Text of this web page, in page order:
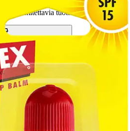
toimitettavia tuotteita.